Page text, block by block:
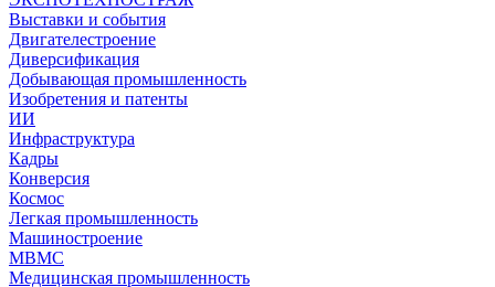
Выставки и события
Двигателестроение
Диверсификация
Добывающая промышленность
Изобретения и патенты
ИИ
Инфраструктура
Кадры
Конверсия
Космос
Легкая промышленность
Машиностроение
МВМС
Медицинская промышленность